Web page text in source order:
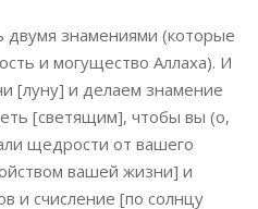
знамениями (которые
и могущество Аллаха). И
[луну] и делаем знамение
[светящим], чтобы вы (о,
щедрости от вашего
вашей жизни] и
и счисление [по солнцу